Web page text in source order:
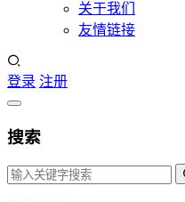
关于我们
友情链接
登录 注册
搜索